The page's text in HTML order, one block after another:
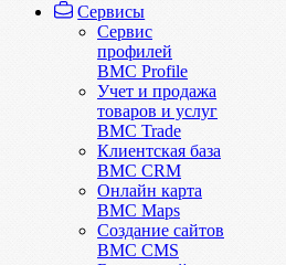
Сервисы
Сервис
профилей
BMC Profile
Учет и продажа
товаров и услуг
BMC Trade
Клиентская база
BMC CRM
Онлайн карта
BMC Maps
Создание сайтов
BMC CMS